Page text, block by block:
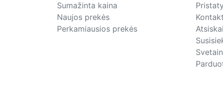
Sumažinta kaina
Naujos prekės
Perkamiausios prekės